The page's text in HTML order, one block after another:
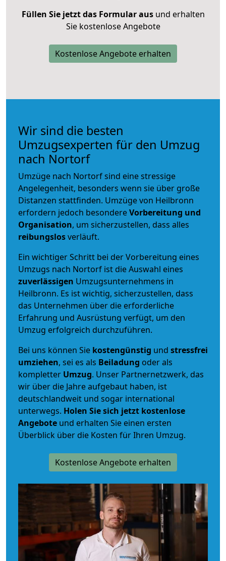
Füllen Sie jetzt das Formular ausund erhalten
Sie kostenlose Angebote
Kostenlose Angebote erhalten
Wir sind die besten
Umzugsexperten für den Umzug
nach Nortorf
Umzüge nach Nortorf sind eine stressige
Angelegenheit, besonders wenn sie über große
Distanzen stattfinden. Umzüge von Heilbronn
erfordern jedoch besondereVorbereitung und
Organisation, um sicherzustellen, dass alles
reibungslosverläuft.
Ein wichtiger Schritt bei der Vorbereitung eines
Umzugs nach Nortorf ist die Auswahl eines
zuverlässigen Umzugsunternehmens in
Heilbronn. Es ist wichtig, sicherzustellen, dass
das Unternehmen über die erforderliche
Erfahrung und Ausrüstung verfügt, um den
Umzug erfolgreich durchzuführen.
Bei uns können Sie kostengünstig und stressfrei
umziehen, sei es als Beiladung oder als
kompletter Umzug. Unser Partnernetzwerk, das
wir über die Jahre aufgebaut haben, ist
deutschlandweit und sogar international
unterwegs. Holen Sie sich jetzt kostenlose
Angebote und erhalten Sie einen ersten
Überblick über die Kosten für Ihren Umzug.
Kostenlose Angebote erhalten